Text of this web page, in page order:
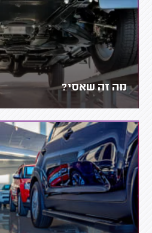
מה זה שאסי?